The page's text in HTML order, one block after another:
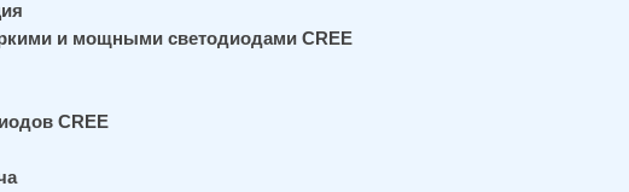
и мощными светодиодами CREE
CREE